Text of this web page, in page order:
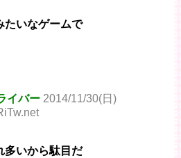
たいなゲームで
イバー 2014/11/30(日)
多いから駄目だ